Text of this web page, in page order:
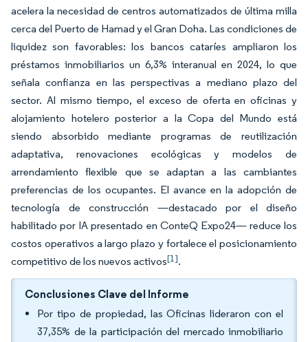
acelera la necesidad de centros automatizados de última milla
cerca del Puerto de Hamad y el Gran Doha. Las condiciones de
liquidez son favorables: los bancos cataríes ampliaron los
préstamos inmobiliarios un 6,3% interanual en 2024, lo que
señala confianza en las perspectivas a mediano plazo del
sector. Al mismo tiempo, el exceso de oferta en oficinas y
alojamiento hotelero posterior a la Copa del Mundo está
siendo absorbido mediante programas de reutilización
adaptativa, renovaciones ecológicas y modelos de
arrendamiento flexible que se adaptan a las cambiantes
preferencias de los ocupantes. El avance en la adopción de
tecnología de construcción —destacado por el diseño
habilitado por IA presentado en ConteQ Expo24— reduce los
costos operativos a largo plazo y fortalece el posicionamiento
competitivo de los nuevos activos[1].
Conclusiones Clave del Informe
Por tipo de propiedad, las Oficinas lideraron con el
37,35% de la participación del mercado inmobiliario